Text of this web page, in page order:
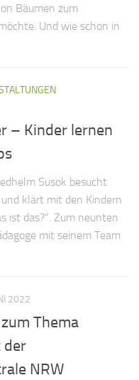
Bäumen zum
Und wie schon in
– Kinder lernen
Susok besucht
klärt mit den Kindern
ist das?“. Zum neunten
mit seinem Team
2022
Thema
der
NRW